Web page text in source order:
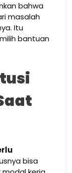
bahwa
masalah
Itu
bantuan
bisa